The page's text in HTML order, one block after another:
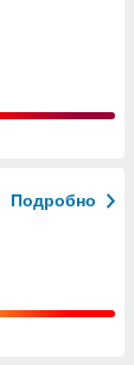
Подробно